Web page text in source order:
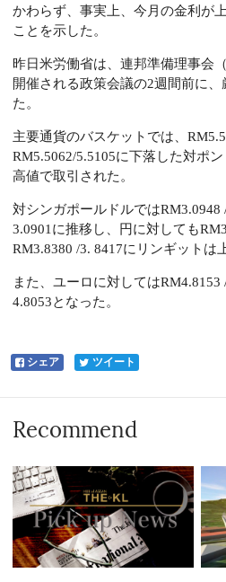
かわらず、事実上、今月の金利が
ことを示した。
昨日米労働省は、連邦準備理事会
開催される政策会議の2週間前に
た。
主要通貨のバスケットでは、
RM5.5062/5.5105に下落した対ポ
高値で取引された。
対シンガポールドルではRM3.0948
3.0901に推移し、円に対しても
RM3.8380 /3. 8417にリンギットは
また、ユーロに対してはRM4.8153
4.8053となった。
シェア ツイート
Recommend